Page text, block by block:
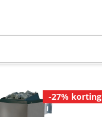
-27% korting